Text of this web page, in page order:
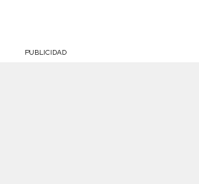
PUBLICIDAD